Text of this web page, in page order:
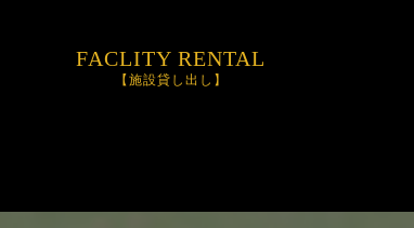
FACLITY RENTAL
【施設貸し出し】